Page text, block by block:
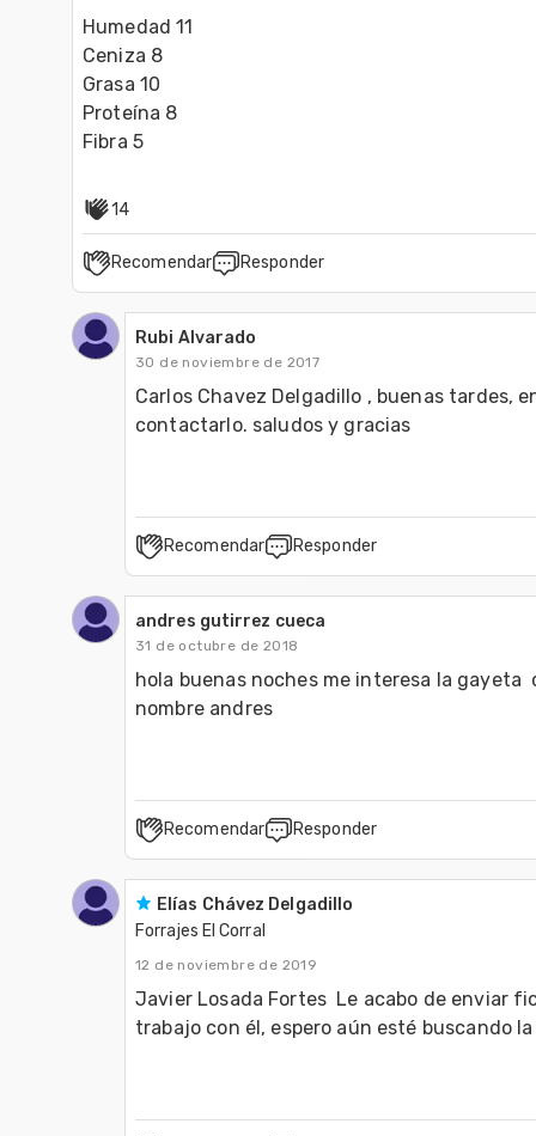
Humedad 11
Ceniza 8
Grasa 10
Proteína 8
Fibra 5
14
Recomendar Responder
Rubi Alvarado
30 de noviembre de 2017
Carlos Chavez Delgadillo , buenas tardes,
contactarlo. saludos y gracias
Recomendar Responder
andres gutirrez cueca
31 de octubre de 2018
hola buenas noches me interesa la gayeta
nombre andres
Recomendar Responder
Elías Chávez Delgadillo
Forrajes El Corral
12 de noviembre de 2019
Javier Losada Fortes  Le acabo de enviar
trabajo con él, espero aún esté buscando